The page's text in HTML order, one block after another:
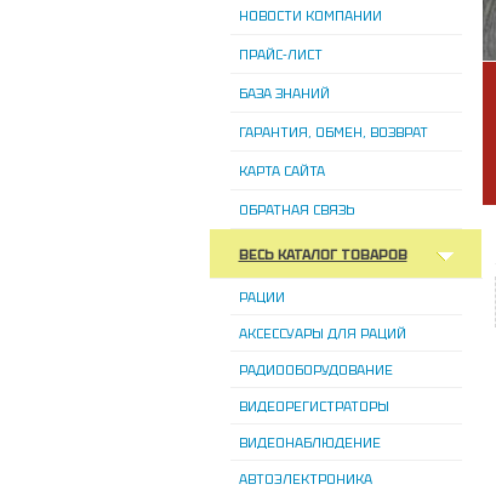
НОВОСТИ КОМПАНИИ
ПРАЙС-ЛИСТ
БАЗА ЗНАНИЙ
ГАРАНТИЯ, ОБМЕН, ВОЗВРАТ
КАРТА САЙТА
ОБРАТНАЯ СВЯЗЬ
ВЕСЬ КАТАЛОГ ТОВАРОВ
РАЦИИ
АКСЕССУАРЫ ДЛЯ РАЦИЙ
РАДИООБОРУДОВАНИЕ
ВИДЕОРЕГИСТРАТОРЫ
ВИДЕОНАБЛЮДЕНИЕ
АВТОЭЛЕКТРОНИКА